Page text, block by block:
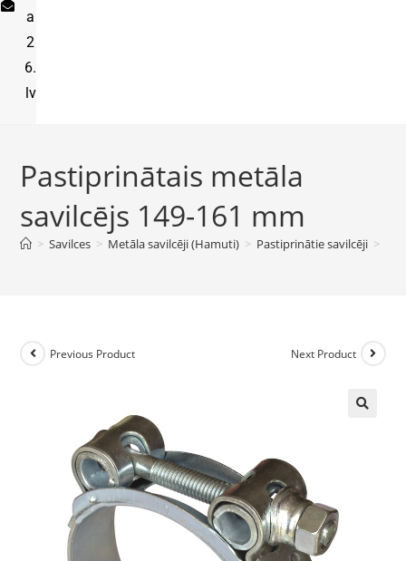
a
2
6.
lv
Pastiprinātais metāla
savilcējs 149-161 mm
> Savilces > Metāla savilcēji (Hamuti) > Pastiprinātie savilcēji >
Previous Product Next Product